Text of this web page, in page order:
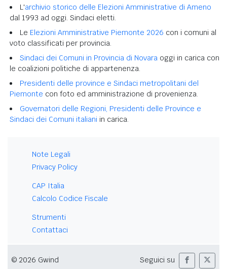
L'archivio storico delle Elezioni Amministrative di Ameno
dal 1993 ad oggi. Sindaci eletti.
Le Elezioni Amministrative Piemonte 2026 con i comuni al
voto classificati per provincia.
Sindaci dei Comuni in Provincia di Novara oggi in carica con
le coalizioni politiche di appartenenza.
Presidenti delle province e Sindaci metropolitani del
Piemonte con foto ed amministrazione di provenienza.
Governatori delle Regioni, Presidenti delle Province e
Sindaci dei Comuni italiani in carica.
Note Legali
Privacy Policy
CAP Italia
Calcolo Codice Fiscale
Strumenti
Contattaci
© 2026 Gwind Seguici su